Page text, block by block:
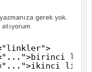
gerek yok.